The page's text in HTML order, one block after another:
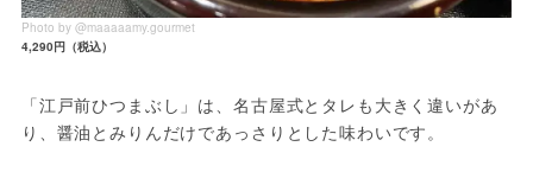
Photo by @maaaaamy.gourmet
4,290円（税込）
「江戸前ひつまぶし」は、名古屋式とタレも大きく違いがあ
り、醤油とみりんだけであっさりとした味わいです。